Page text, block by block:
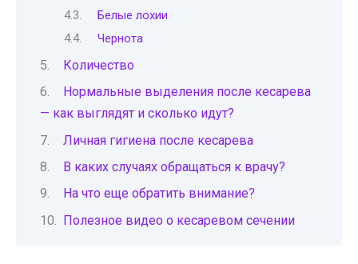
Белые лохии
Чернота
Количество
Нормальные выделения после кесарева
— как выглядят и сколько идут?
Личная гигиена после кесарева
В каких случаях обращаться к врачу?
На что еще обратить внимание?
Полезное видео о кесаревом сечении